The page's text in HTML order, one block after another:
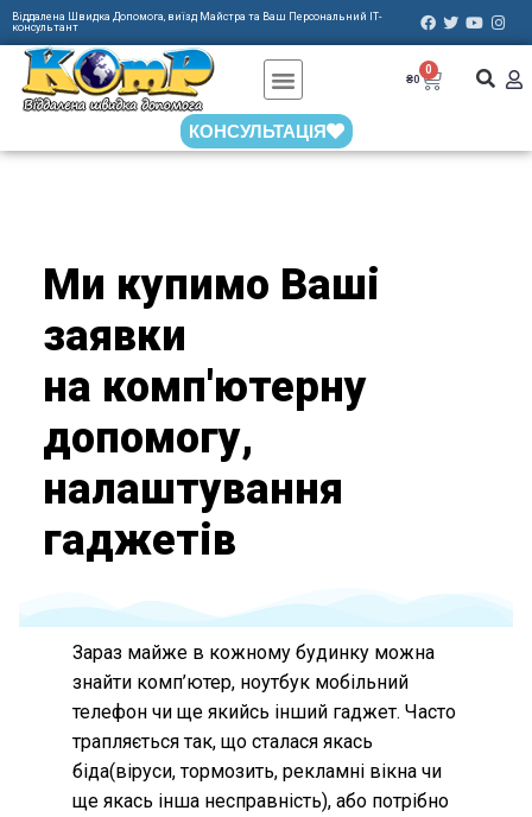
Віддалена Швидка Допомога, виїзд Майстра та Ваш Персональний ІТ-
консультант
₴0
0
КОНСУЛЬТАЦІЯ
Ми купимо Ваші
заявки
на комп'ютерну
допомогу,
налаштування
гаджетів
Зараз майже в кожному будинку можна
знайти комп’ютер, ноутбук мобільний
телефон чи ще якийсь інший гаджет. Часто
трапляється так, що сталася якась
біда(віруси, тормозить, рекламні вікна чи
ще якась інша несправність), або потрібно